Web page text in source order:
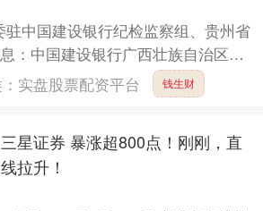
中国建设银行纪检监察组、贵州省
：中国建设银行广西壮族自治区分
思影涉嫌严重违纪违法，目前正接
实盘股票配资平台 钱生财
三星证券 暴涨超800点！刚刚，直
线拉升！